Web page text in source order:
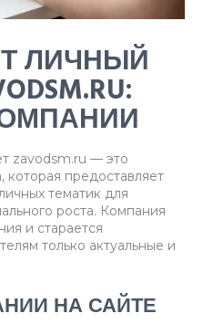
ЛИЧНЫЙ
zavodsm.ru — это
которая предоставляет
тематик для
роста. Компания
и старается
только актуальные и
НА САЙТЕ